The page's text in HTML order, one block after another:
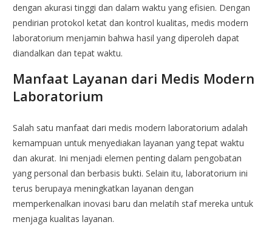
dengan akurasi tinggi dan dalam waktu yang efisien. Dengan
pendirian protokol ketat dan kontrol kualitas, medis modern
laboratorium menjamin bahwa hasil yang diperoleh dapat
diandalkan dan tepat waktu.
Manfaat Layanan dari Medis Modern
Laboratorium
Salah satu manfaat dari medis modern laboratorium adalah
kemampuan untuk menyediakan layanan yang tepat waktu
dan akurat. Ini menjadi elemen penting dalam pengobatan
yang personal dan berbasis bukti. Selain itu, laboratorium ini
terus berupaya meningkatkan layanan dengan
memperkenalkan inovasi baru dan melatih staf mereka untuk
menjaga kualitas layanan.